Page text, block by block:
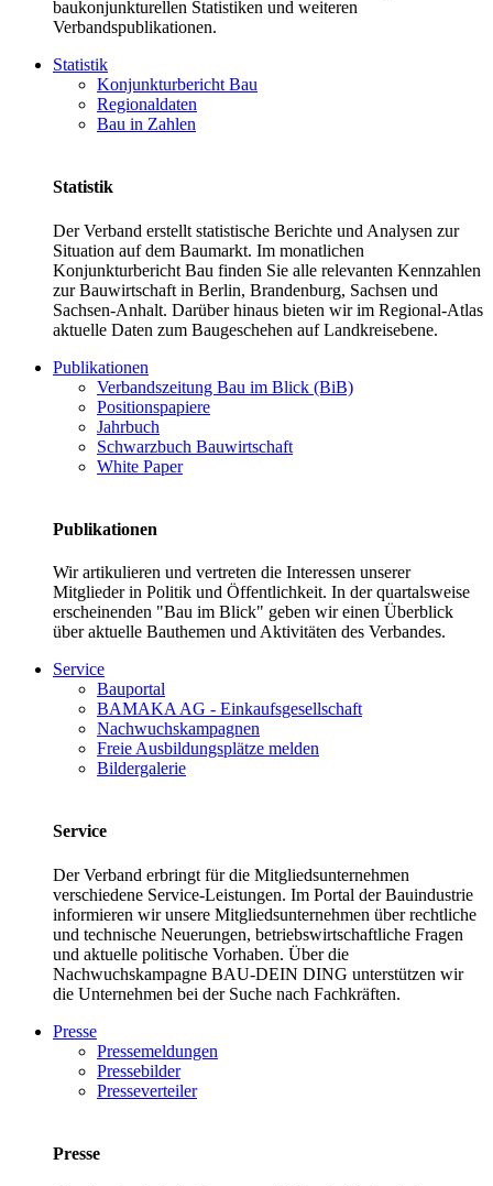
baukonjunkturellen Statistiken und weiteren
Verbandspublikationen.
Statistik
Konjunkturbericht Bau
Regionaldaten
Bau in Zahlen
Statistik
Der Verband erstellt statistische Berichte und Analysen zur
Situation auf dem Baumarkt. Im monatlichen
Konjunkturbericht Bau finden Sie alle relevanten Kennzahlen
zur Bauwirtschaft in Berlin, Brandenburg, Sachsen und
Sachsen-Anhalt. Darüber hinaus bieten wir im Regional-Atlas
aktuelle Daten zum Baugeschehen auf Landkreisebene.
Publikationen
Verbandszeitung Bau im Blick (BiB)
Positionspapiere
Jahrbuch
Schwarzbuch Bauwirtschaft
White Paper
Publikationen
Wir artikulieren und vertreten die Interessen unserer
Mitglieder in Politik und Öffentlichkeit. In der quartalsweise
erscheinenden "Bau im Blick" geben wir einen Überblick
über aktuelle Bauthemen und Aktivitäten des Verbandes.
Service
Bauportal
BAMAKA AG - Einkaufsgesellschaft
Nachwuchskampagnen
Freie Ausbildungsplätze melden
Bildergalerie
Service
Der Verband erbringt für die Mitgliedsunternehmen
verschiedene Service-Leistungen. Im Portal der Bauindustrie
informieren wir unsere Mitgliedsunternehmen über rechtliche
und technische Neuerungen, betriebswirtschaftliche Fragen
und aktuelle politische Vorhaben. Über die
Nachwuchskampagne BAU-DEIN DING unterstützen wir
die Unternehmen bei der Suche nach Fachkräften.
Presse
Pressemeldungen
Pressebilder
Presseverteiler
Presse